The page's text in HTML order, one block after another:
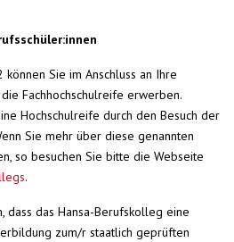
Sie im Anschluss an Ihre
Fachhochschulreife erwerben.
Hochschulreife durch den Besuch der
Sie mehr über diese genannten
so besuchen Sie bitte die Webseite
.
dass das Hansa-Berufskolleg eine
zum/r staatlich geprüften